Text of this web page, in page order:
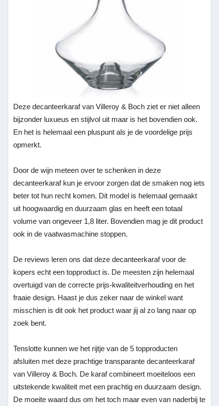
Deze decanteerkaraf van Villeroy & Boch ziet er niet alleen
bijzonder luxueus en stijlvol uit maar is het bovendien ook.
En het is helemaal een pluspunt als je de voordelige prijs
opmerkt.
Door de wijn meteen over te schenken in deze
decanteerkaraf kun je ervoor zorgen dat de smaken nog iets
beter tot hun recht komen. Dit model is helemaal gemaakt
uit hoogwaardig en duurzaam glas en heeft een totaal
volume van ongeveer 1,8 liter. Bovendien mag je dit product
ook in de vaatwasmachine stoppen.
De reviews leren ons dat deze decanteerkaraf voor de
kopers echt een topproduct is. De meesten zijn helemaal
overtuigd van de correcte prijs-kwaliteitverhouding en het
fraaie design. Haast je dus zeker naar de winkel want
misschien is dit ook het product waar jij al zo lang naar op
zoek bent.
Tenslotte kunnen we het rijtje van de 5 topproducten
afsluiten met deze prachtige transparante decanteerkaraf
van Villeroy & Boch. De karaf combineert moeiteloos een
uitstekende kwaliteit met een prachtig en duurzaam design.
De moeite waard dus om het toch maar even van naderbij te